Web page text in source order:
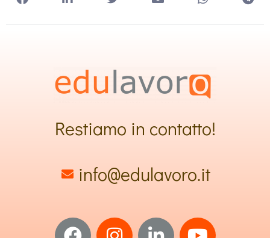
Restiamo in contatto!
info@edulavoro.it